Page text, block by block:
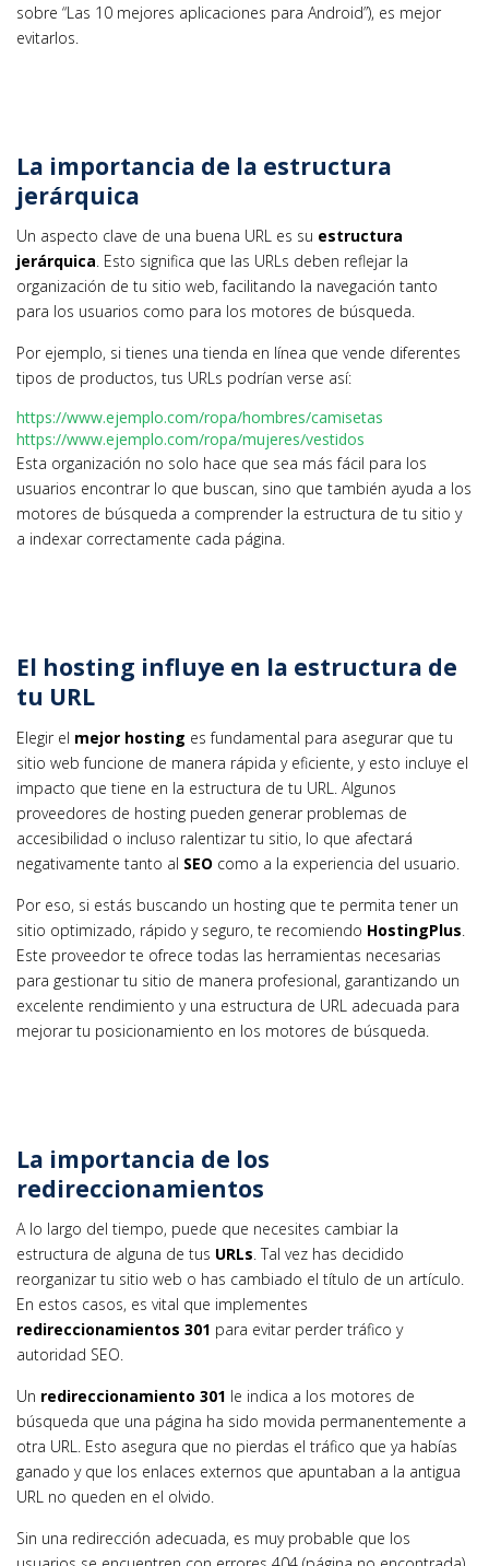
sobre “Las 10 mejores aplicaciones para Android”), es mejor
evitarlos.
La importancia de la estructura
jerárquica
Un aspecto clave de una buena URL es su estructura
jerárquica. Esto significa que las URLs deben reflejar la
organización de tu sitio web, facilitando la navegación tanto
para los usuarios como para los motores de búsqueda.
Por ejemplo, si tienes una tienda en línea que vende diferentes
tipos de productos, tus URLs podrían verse así:
https://www.ejemplo.com/ropa/hombres/camisetas
https://www.ejemplo.com/ropa/mujeres/vestidos
Esta organización no solo hace que sea más fácil para los
usuarios encontrar lo que buscan, sino que también ayuda a los
motores de búsqueda a comprender la estructura de tu sitio y
a indexar correctamente cada página.
El hosting influye en la estructura de
tu URL
Elegir el mejor hosting es fundamental para asegurar que tu
sitio web funcione de manera rápida y eficiente, y esto incluye el
impacto que tiene en la estructura de tu URL. Algunos
proveedores de hosting pueden generar problemas de
accesibilidad o incluso ralentizar tu sitio, lo que afectará
negativamente tanto al SEO como a la experiencia del usuario.
Por eso, si estás buscando un hosting que te permita tener un
sitio optimizado, rápido y seguro, te recomiendo HostingPlus.
Este proveedor te ofrece todas las herramientas necesarias
para gestionar tu sitio de manera profesional, garantizando un
excelente rendimiento y una estructura de URL adecuada para
mejorar tu posicionamiento en los motores de búsqueda.
La importancia de los
redireccionamientos
A lo largo del tiempo, puede que necesites cambiar la
estructura de alguna de tus URLs. Tal vez has decidido
reorganizar tu sitio web o has cambiado el título de un artículo.
En estos casos, es vital que implementes
redireccionamientos 301 para evitar perder tráfico y
autoridad SEO.
Un redireccionamiento 301 le indica a los motores de
búsqueda que una página ha sido movida permanentemente a
otra URL. Esto asegura que no pierdas el tráfico que ya habías
ganado y que los enlaces externos que apuntaban a la antigua
URL no queden en el olvido.
Sin una redirección adecuada, es muy probable que los